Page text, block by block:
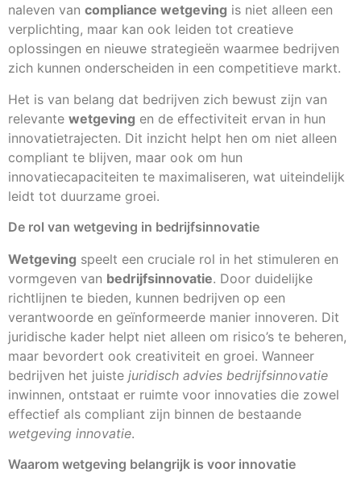
naleven van compliance wetgeving is niet alleen een
verplichting, maar kan ook leiden tot creatieve
oplossingen en nieuwe strategieën waarmee bedrijven
zich kunnen onderscheiden in een competitieve markt.
Het is van belang dat bedrijven zich bewust zijn van
relevante wetgeving en de effectiviteit ervan in hun
innovatietrajecten. Dit inzicht helpt hen om niet alleen
compliant te blijven, maar ook om hun
innovatiecapaciteiten te maximaliseren, wat uiteindelijk
leidt tot duurzame groei.
De rol van wetgeving in bedrijfsinnovatie
Wetgeving speelt een cruciale rol in het stimuleren en
vormgeven van bedrijfsinnovatie. Door duidelijke
richtlijnen te bieden, kunnen bedrijven op een
verantwoorde en geïnformeerde manier innoveren. Dit
juridische kader helpt niet alleen om risico’s te beheren,
maar bevordert ook creativiteit en groei. Wanneer
bedrijven het juiste juridisch advies bedrijfsinnovatie
inwinnen, ontstaat er ruimte voor innovaties die zowel
effectief als compliant zijn binnen de bestaande
wetgeving innovatie.
Waarom wetgeving belangrijk is voor innovatie